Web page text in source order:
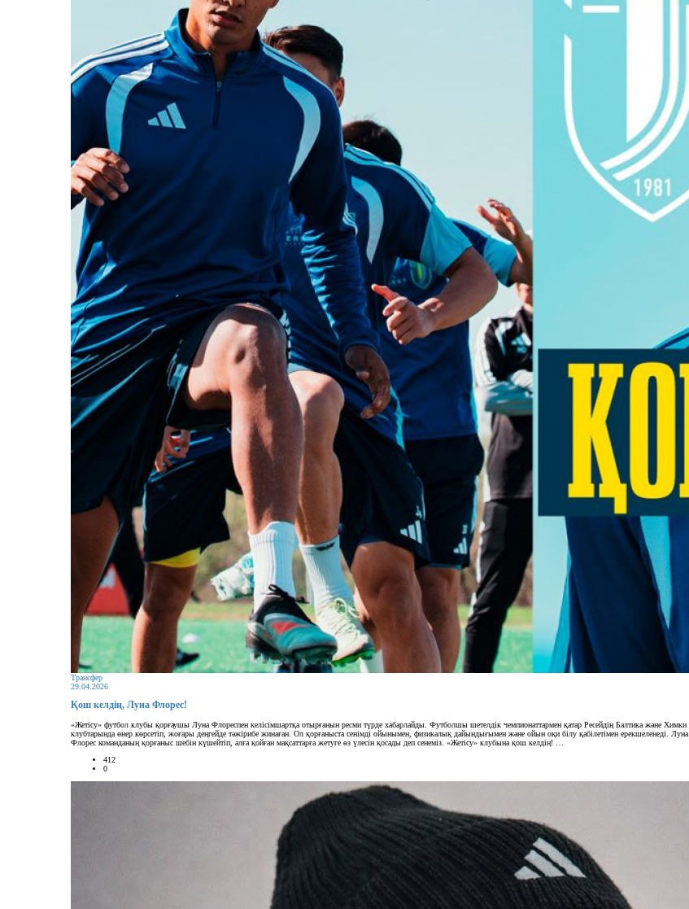
Трансфер
29.04.2026
Қош келдің, Луна Флорес!
«Жетісу» футбол клубы қорғаушы Луна Флореспен келісімшартқа отырғанын ресми түрде хабарлайды. Футболшы шетелдік чемпионаттармен қатар Ресейдің Балтика және Химки
клубтарында өнер көрсетіп, жоғары деңгейде тәжірибе жинаған. Ол қорғаныста сенімді ойынымен, физикалық дайындығымен және ойын оқи білу қабілетімен ерекшеленеді. Луна
Флорес команданың қорғаныс шебін күшейтіп, алға қойған мақсаттарға жетуге өз үлесін қосады деп сенеміз. «Жетісу» клубына қош келдің! …
412
0